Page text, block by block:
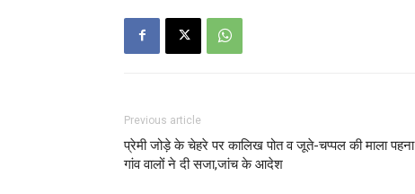
Previous article
प्रेमी जोड़े के चेहरे पर कालिख पोत व जूते-चप्पल की माला पहना
गांव वालों ने दी सजा,जांच के आदेश